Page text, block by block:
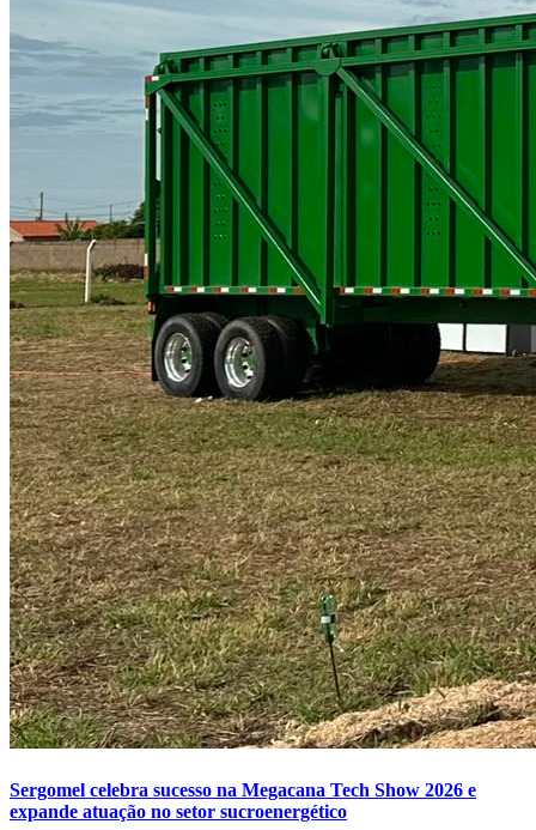
Sergomel celebra sucesso na Megacana Tech Show 2026 e
expande atuação no setor sucroenergético